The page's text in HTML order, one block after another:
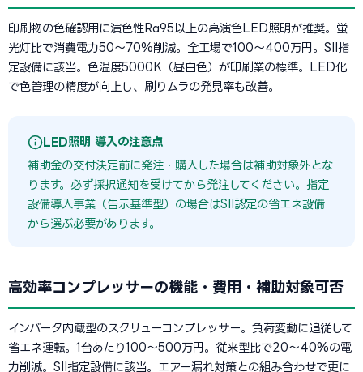
印刷物の色確認用に演色性Ra95以上の高演色LED照明が推奨。蛍
光灯比で消費電力50〜70%削減。全工場で100〜400万円。SII指
定設備に該当。色温度5000K（昼白色）が印刷業の標準。LED化
で色管理の精度が向上し、刷りムラの発見率も改善。
LED照明 導入の注意点
補助金の交付決定前に発注・購入した場合は補助対象外とな
ります。必ず採択通知を受けてから発注してください。指定
設備導入事業（告示基準型）の場合はSII認定の省エネ設備
から選ぶ必要があります。
高効率コンプレッサーの機能・費用・補助対象可否
インバータ内蔵型のスクリューコンプレッサー。負荷変動に追従して
省エネ運転。1台あたり100〜500万円。従来型比で20〜40%の電
力削減。SII指定設備に該当。エアー漏れ対策との組み合わせで更に